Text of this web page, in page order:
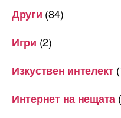
Други (84)
Игри (2)
Изкуствен интелект
Интернет на нещата